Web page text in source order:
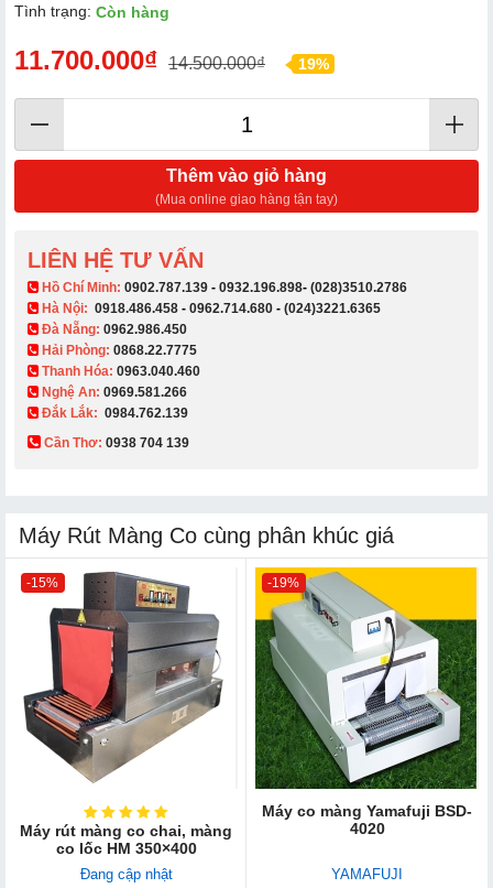
Tình trạng: Còn hàng
11.700.000₫ 14.500.000₫ 19%
Thêm vào giỏ hàng
(Mua online giao hàng tận tay)
LIÊN HỆ TƯ VẤN
​ Hồ Chí Minh: 0902.787.139 - 0932.196.898- (028)3510.2786
Hà Nội: 0918.486.458 - 0962.714.680 - (024)3221.6365
Đà Nẵng: 0962.986.450
Hải Phòng: 0868.22.7775
Thanh Hóa: 0963.040.460
Nghệ An: 0969.581.266
Đắk Lắk: 0984.762.139
Cần Thơ: 0938 704 139​
Máy Rút Màng Co cùng phân khúc giá
-15%
Máy rút màng co chai, màng
co lốc HM 350×400
Đang cập nhật
-19%
Máy co màng Yamafuji BSD-
4020
YAMAFUJI